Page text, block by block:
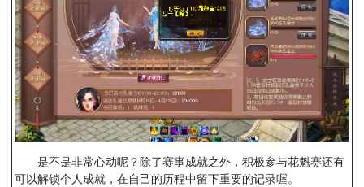
是不是非常心动呢？除了赛事成就之外，积极参与花魁赛还有
可以解锁个人成就，在自己的历程中留下重要的记录喔。